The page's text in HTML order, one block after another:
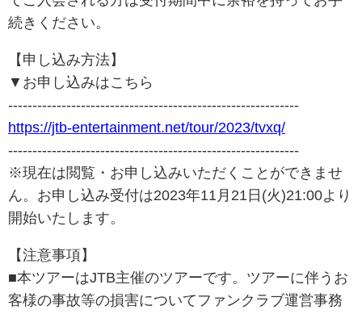
続きください。
【申し込み方法】
▼お申し込みはこちら
------------------------------------------------------------
https://jtb-entertainment.net/tour/2023/tvxq/
------------------------------------------------------------
※現在は閲覧・お申し込みいただくことができませ
ん。お申し込み受付は2023年11月21日(火)21:00より
開始いたします。
【注意事項】
■本ツアーはJTB主催のツアーです。ツアーに伴うお
客様の事故等の損害についてファンクラブ運営事務